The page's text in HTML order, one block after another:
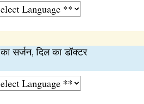
सर्जन, दिल का डॉक्टर